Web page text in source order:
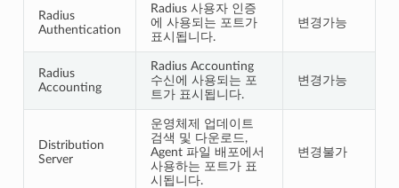
Radius
Authentication
Radius 사용자 인증
에 사용되는 포트가
표시됩니다.
변경가능
Radius
Accounting
Radius Accounting
수신에 사용되는 포
트가 표시됩니다.
변경가능
Distribution
Server
운영체제 업데이트
검색 및 다운로드,
Agent 파일 배포에서
사용하는 포트가 표
시됩니다.
변경불가